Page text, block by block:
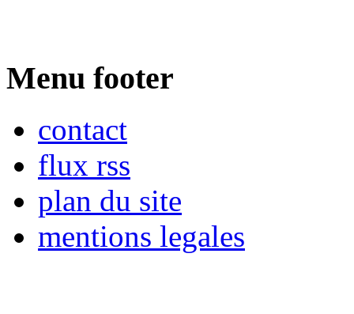
Menu footer
contact
flux rss
plan du site
mentions legales